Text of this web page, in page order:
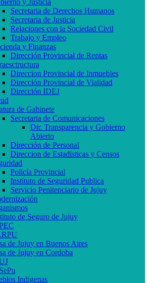
y Justicia
Secretaria de Derechos Humanos
Secretaria de Justicia
Relaciones con la Sociedad Civil
Trabajo y Empleo
y Finanzas
Dirección Provincial de Rentas
Direccion Provincial de Inmuebles
Dirección Provincial de Vialidad
Dirección IDEJ
de Gabinete
Secretaria de Comunicaciones
Dir. Transparencia y Gobierno
Abierto
Dirección de Personal
Direccion de Estadisticas y Censos
Policía Provincial
Instituto de Seguridad Publica
Servicio Penitenciario de Jujuy
de Seguro de Jujuy
de Jujuy en Buenos Aires
de Jujuy en Cordoba
Indigenas